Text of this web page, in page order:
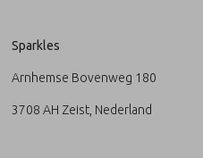
Sparkles
Arnhemse Bovenweg 180
3708 AH Zeist, Nederland